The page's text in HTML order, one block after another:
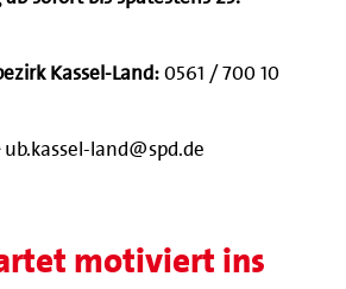
Kassel-Land: 0561 / 700 10
ub.kassel-land@spd.de
motiviert ins